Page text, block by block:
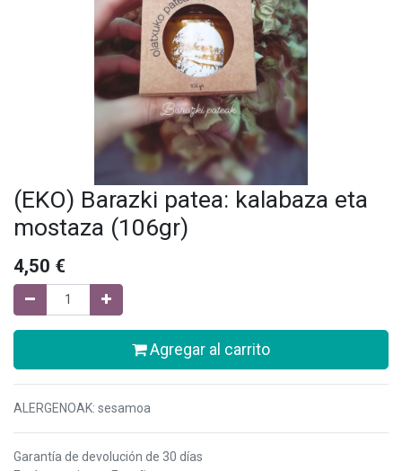
(EKO) Barazki patea: kalabaza eta
mostaza (106gr)
4,50 €
Agregar al carrito
ALERGENOAK: sesamoa
Garantía de devolución de 30 días